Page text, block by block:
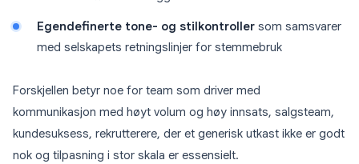
Egendefinerte tone- og stilkontroller som samsvarer
med selskapets retningslinjer for stemmebruk
Forskjellen betyr noe for team som driver med
kommunikasjon med høyt volum og høy innsats, salgsteam,
kundesuksess, rekrutterere, der et generisk utkast ikke er godt
nok og tilpasning i stor skala er essensielt.